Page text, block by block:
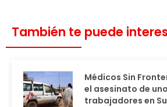
También te puede
Médicos Sin
el asesinato de
trabajadores en